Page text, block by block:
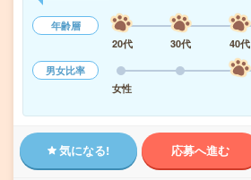
年齢層
20代
30代 40代
男女比率
女性
気になる! 応募へ進む